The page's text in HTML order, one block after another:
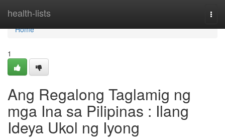
health-lists
Home
Home
1
Ang Regalong Taglamig ng
mga Ina sa Pilipinas : Ilang
Ideya Ukol ng Iyong